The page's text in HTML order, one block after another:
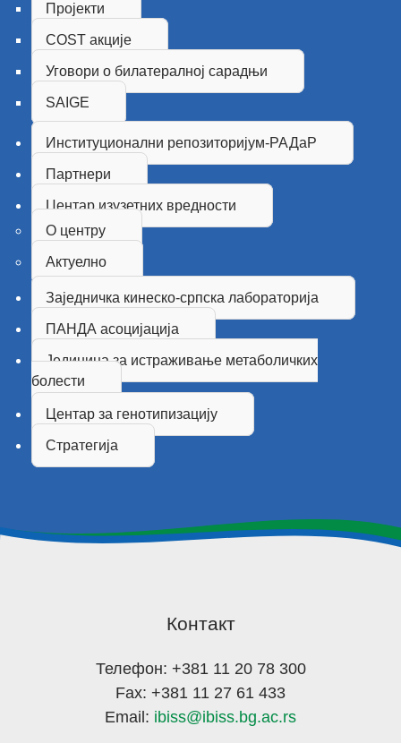
Пројекти
COST акције
Уговори о билатералној сарадњи
SAIGE
Институционални репозиторијум-РАДаР
Партнери
Центар изузетних вредности
О центру
Актуелно
Заједничка кинеско-српска лабораторија
ПАНДА асоцијација
Јединица за истраживање метаболичких
болести
Центар за генотипизацију
Стратегија
Контакт
Телефон: +381 11 20 78 300
Fax: +381 11 27 61 433
Email: ibiss@ibiss.bg.ac.rs